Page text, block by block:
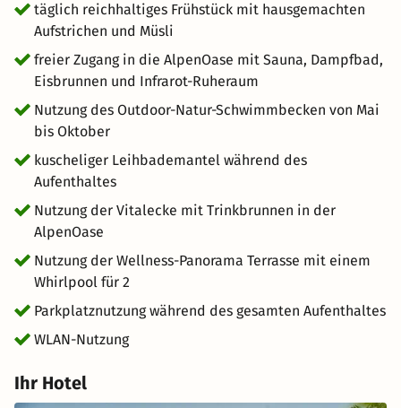
täglich reichhaltiges Frühstück mit hausgemachten
Aufstrichen und Müsli
freier Zugang in die AlpenOase mit Sauna, Dampfbad,
Eisbrunnen und Infrarot-Ruheraum
Nutzung des Outdoor-Natur-Schwimmbecken von Mai
bis Oktober
kuscheliger Leihbademantel während des
Aufenthaltes
Nutzung der Vitalecke mit Trinkbrunnen in der
AlpenOase
Nutzung der Wellness-Panorama Terrasse mit einem
Whirlpool für 2
Parkplatznutzung während des gesamten Aufenthaltes
WLAN-Nutzung
Ihr Hotel